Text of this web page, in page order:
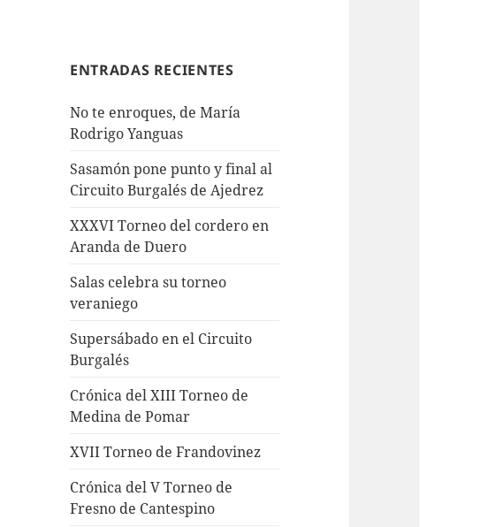
ENTRADAS RECIENTES
No te enroques, de María
Rodrigo Yanguas
Sasamón pone punto y final al
Circuito Burgalés de Ajedrez
XXXVI Torneo del cordero en
Aranda de Duero
Salas celebra su torneo
veraniego
Supersábado en el Circuito
Burgalés
Crónica del XIII Torneo de
Medina de Pomar
XVII Torneo de Frandovinez
Crónica del V Torneo de
Fresno de Cantespino